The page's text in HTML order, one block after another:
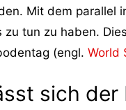
Mit dem parallel
zu tun zu haben.
(engl. World
sich